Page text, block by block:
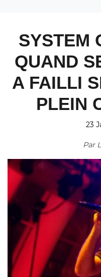
SYSTEM
QUAND
A FAILLI
PLEIN
23
Par